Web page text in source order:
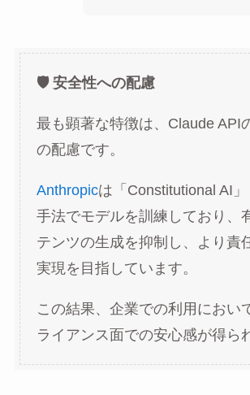
🛡️ 安全性への配慮
最も顕著な特徴は、Claude API
の配慮です。
Anthropicは「Constitutional AI
手法でモデルを訓練しており、
テンツの生成を抑制し、より責
実現を目指しています。
この結果、企業での利用におい
ライアンス面での安心感が得ら